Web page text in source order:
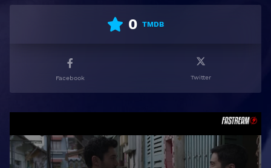
0 TMDB
Facebook Twitter